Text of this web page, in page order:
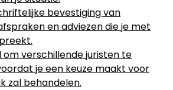
bevestiging van
en adviezen die je met
om verschillende juristen te
je een keuze maakt voor
zal behandelen.